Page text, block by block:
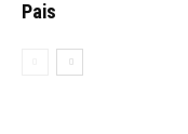
Pais